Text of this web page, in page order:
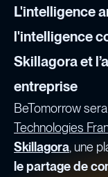
L'intelligence
l'intelligence
Skillagora et
entreprise
BeTomorrow
Technologies
Skillagora, une
le partage de